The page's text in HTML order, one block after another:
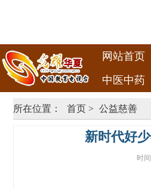
网站首页
中医中药
所在位置： 首页 > 公益慈善
新时代好
时